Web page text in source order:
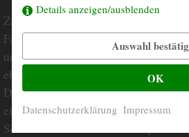
Zum Verkauf steht eine
Farbe Horizont-blau. Das Auto hat
unrestaurierte Karosserie im
ebenfalls original und für 54 Jahre in
Das Auto läuft sehr gut und das
ein Genuss. Der Mercedes kommt
Schweden und wurde immer penibel
Details anzeigen/ausblenden
Auswahl
OK
Datenschutzerklärung Impressum